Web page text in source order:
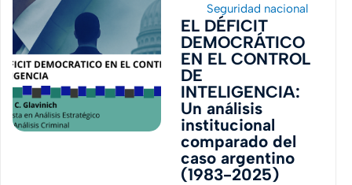
Seguridad nacional
EL DÉFICIT
DEMOCRÁTICO
EN EL CONTROL
DE
INTELIGENCIA:
Un análisis
institucional
comparado del
caso argentino
(1983-2025)